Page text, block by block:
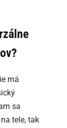
má
sa
tele, tak